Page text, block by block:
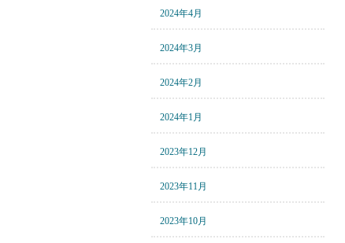
2024年4月
2024年3月
2024年2月
2024年1月
2023年12月
2023年11月
2023年10月